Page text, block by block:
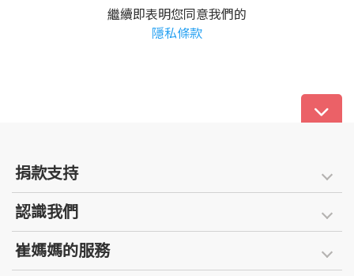
繼續即表明您同意我們的
隱私條款
捐款支持
認識我們
崔媽媽的服務